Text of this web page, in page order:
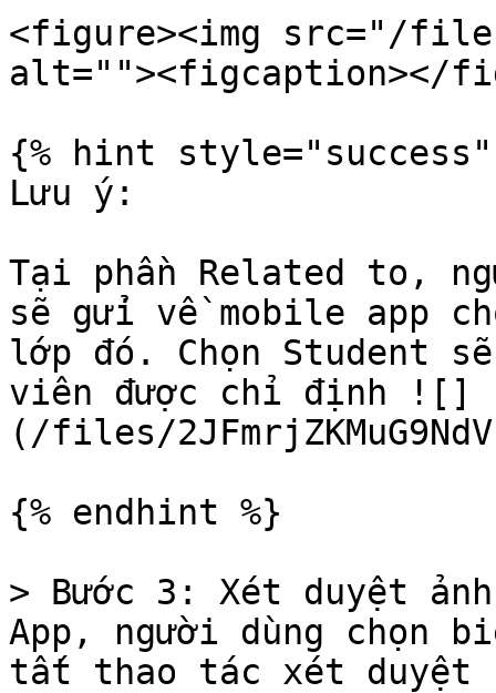
<figure><img src="/files/
alt=""><figcaption></
{% hint style="success"
Lưu ý:
Tại phần Related to,
sẽ gửi về mobile app
lớp đó. Chọn Student
viên được chỉ định ![]
(/files/
{% endhint %}
> Bước 3: Xét duyệt
App, người dùng chọn
tất thao tác xét duyệt